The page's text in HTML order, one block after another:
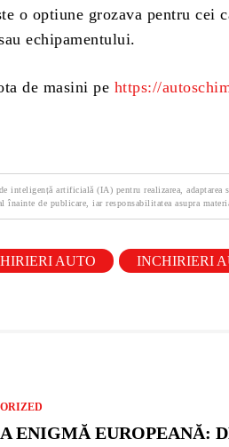
o optiune grozava pentru cei
echipamentului.
de masini pe https://
inteligență artificială (IA) pentru realizarea, adaptarea
de publicare, iar responsabilitatea asupra
AUTO INCHIRIERI
ENIGMĂ EUROPEANĂ: